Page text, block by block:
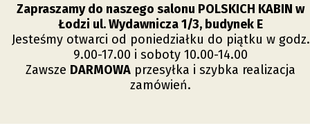
Zapraszamy do naszego salonu POLSKICH KABIN w
Łodzi ul. Wydawnicza 1/3, budynek E
Jesteśmy otwarci od poniedziałku do piątku w godz.
9.00-17.00 i soboty 10.00-14.00
Zawsze DARMOWA przesyłka i szybka realizacja
zamówień.